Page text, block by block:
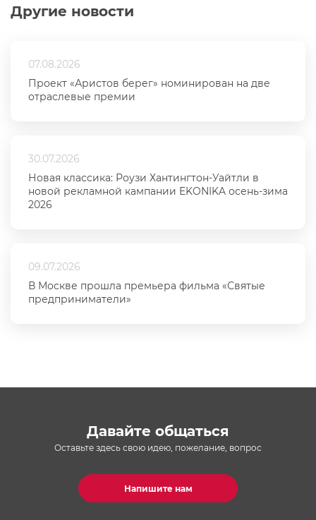
Другие новости
07.08.2026
Проект «Аристов берег» номинирован на две
отраслевые премии
30.07.2026
Новая классика: Роузи Хантингтон-Уайтли в
новой рекламной кампании EKONIKA осень-зима
2026
09.07.2026
В Москве прошла премьера фильма «Святые
предприниматели»
Давайте общаться
Оставьте здесь свою идею, пожелание, вопрос
Напишите нам